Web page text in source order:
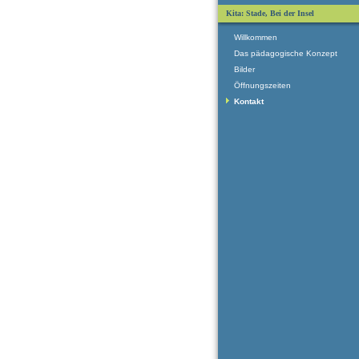
Kita: Stade, Bei der Insel
Willkommen
Das pädagogische Konzept
Bilder
Öffnungszeiten
Kontakt